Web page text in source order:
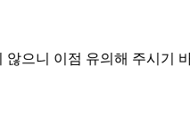
으니 이점 유의해 주시기